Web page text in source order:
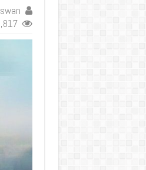
1,817